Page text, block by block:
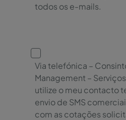
todos os e-mails.
Via telefónica –
Management –
utilize o meu contacto
envio de SMS
com as cotações